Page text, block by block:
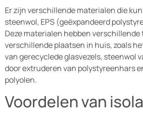
Er zijn verschillende materialen die
steenwol, EPS (geëxpandeerd
Deze materialen hebben
verschillende plaatsen in huis, zoals
van gerecyclede glasvezels, steenwol
door extruderen van polystyreenhars
polyolen.
Voordelen van